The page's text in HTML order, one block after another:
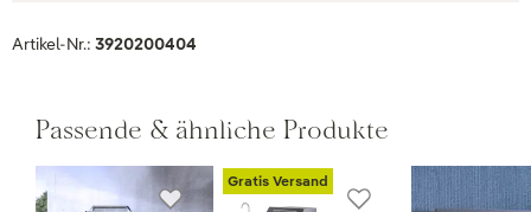
Artikel-Nr.: 3920200404
Passende & ähnliche Produkte
Gratis Versand